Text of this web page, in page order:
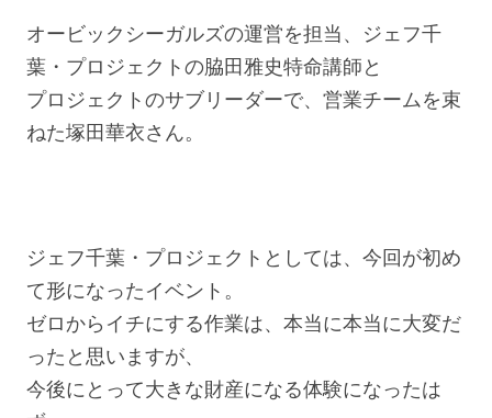
オービックシーガルズの運営を担当、ジェフ千
葉・プロジェクトの脇田雅史特命講師と
プロジェクトのサブリーダーで、営業チームを束
ねた塚田華衣さん。
ジェフ千葉・プロジェクトとしては、今回が初め
て形になったイベント。
ゼロからイチにする作業は、本当に本当に大変だ
ったと思いますが、
今後にとって大きな財産になる体験になったは